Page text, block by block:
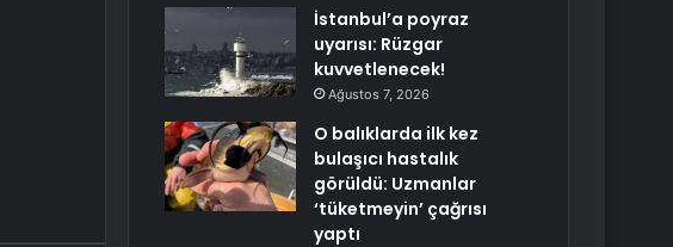
İstanbul’a poyraz
uyarısı: Rüzgar
kuvvetlenecek!
Ağustos 7, 2026
O balıklarda ilk kez
bulaşıcı hastalık
görüldü: Uzmanlar
‘tüketmeyin’ çağrısı
yaptı